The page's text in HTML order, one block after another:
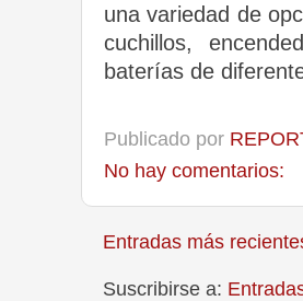
una variedad de
cuchillos,
baterías de
Publicado por
No hay comentarios:
Entradas más
Suscribirse a: